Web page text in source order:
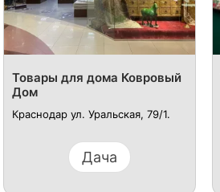
Товары для дома Ковровый
Дом
Краснодар ул. Уральская, 79/1.
Дача